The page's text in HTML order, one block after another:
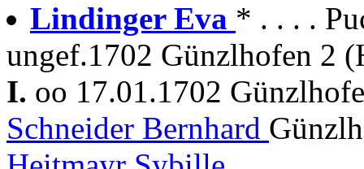
Lindinger Eva * . . . .
ungef.1702 Günzlhofen 2
I. oo 17.01.1702
Schneider Bernhard